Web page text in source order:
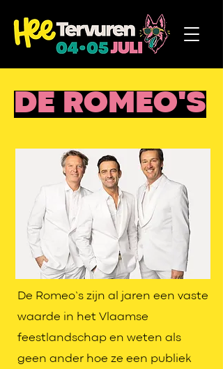
DE ROMEO'S
De Romeo’s zijn al jaren een vaste
waarde in het Vlaamse
feestlandschap en weten als
geen ander hoe ze een publiek